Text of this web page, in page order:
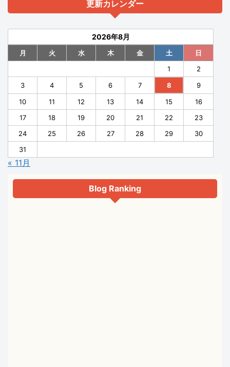
更新カレンダー
2026年8月
月 火 水 木 金 土
日
1
2
3
4 5 6 7 8
9
10
11 12 13 14 15
16
17
18 19 20 21 22
23
24
25 26 27 28 29
30
31
« 11月
Blog Ranking